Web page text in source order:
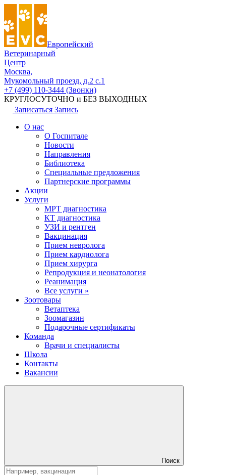
Европейский
Ветеринарный
Центр
Москва,
Мукомольный проезд, д.2 с.1
+7 (499) 110-3444 (Звонки)
КРУГЛОСУТОЧНО и БЕЗ ВЫХОДНЫХ
Записаться Запись
О нас
О Госпитале
Новости
Направления
Библиотека
Специальные предложения
Партнерские программы
Акции
Услуги
МРТ диагностика
КТ диагностика
УЗИ и рентген
Вакцинация
Прием невролога
Прием кардиолога
Прием хирурга
Репродукция и неонатология
Реанимация
Все услуги »
Зоотовары
Ветаптека
Зоомагазин
Подарочные сертификаты
Команда
Врачи и специалисты
Школа
Контакты
Вакансии
Поиск